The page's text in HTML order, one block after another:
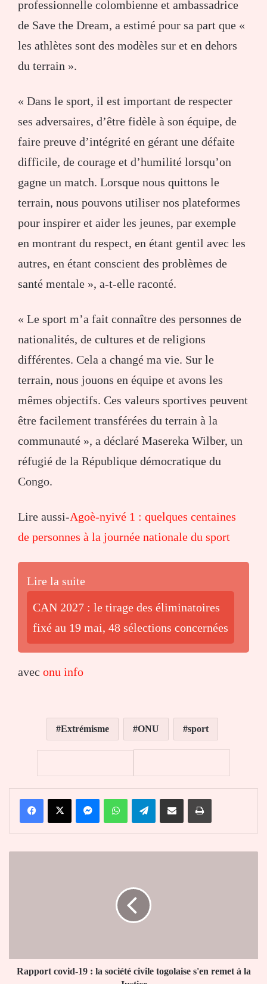
professionnelle colombienne et ambassadrice
de Save the Dream, a estimé pour sa part que «
les athlètes sont des modèles sur et en dehors
du terrain ».
« Dans le sport, il est important de respecter
ses adversaires, d’être fidèle à son équipe, de
faire preuve d’intégrité en gérant une défaite
difficile, de courage et d’humilité lorsqu’on
gagne un match. Lorsque nous quittons le
terrain, nous pouvons utiliser nos plateformes
pour inspirer et aider les jeunes, par exemple
en montrant du respect, en étant gentil avec les
autres, en étant conscient des problèmes de
santé mentale », a-t-elle raconté.
« Le sport m’a fait connaître des personnes de
nationalités, de cultures et de religions
différentes. Cela a changé ma vie. Sur le
terrain, nous jouons en équipe et avons les
mêmes objectifs. Ces valeurs sportives peuvent
être facilement transférées du terrain à la
communauté », a déclaré Masereka Wilber, un
réfugié de la République démocratique du
Congo.
Lire aussi-Agoè-nyivé 1 : quelques centaines
de personnes à la journée nationale du sport
Lire la suite
CAN 2027 : le tirage des éliminatoires
fixé au 19 mai, 48 sélections concernées
avec onu info
Extrémisme ONU sport
FacebookX MessengerWhatsAppTelegramPartager par email Imprimer
s'en
remet
Rapport covid-19 : la société civile togolaise s'en remet à la